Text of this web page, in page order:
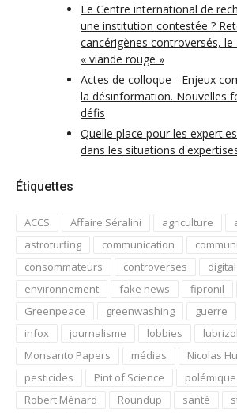
Le Centre international de
une institution contestée ?
cancérigènes controversés, le
« viande rouge »
Actes de colloque - Enjeux
la désinformation. Nouvelles
défis
Quelle place pour les
dans les situations
Étiquettes
ACCS Affaire Séralini agriculture
astroturfing
communication
consommateurs
controverses
digital
environnement
fake news fipronil
Greenpeace
greenwashing guerre
infox
journalisme lobbies lubrizol
Monsanto Papers
médias Nicolas
pesticides
Pint of Science polémique
Robert Ménard
Roundup santé